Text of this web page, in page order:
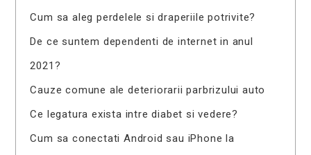
Cum sa aleg perdelele si draperiile potrivite?
De ce suntem dependenti de internet in anul
2021?
Cauze comune ale deteriorarii parbrizului auto
Ce legatura exista intre diabet si vedere?
Cum sa conectati Android sau iPhone la